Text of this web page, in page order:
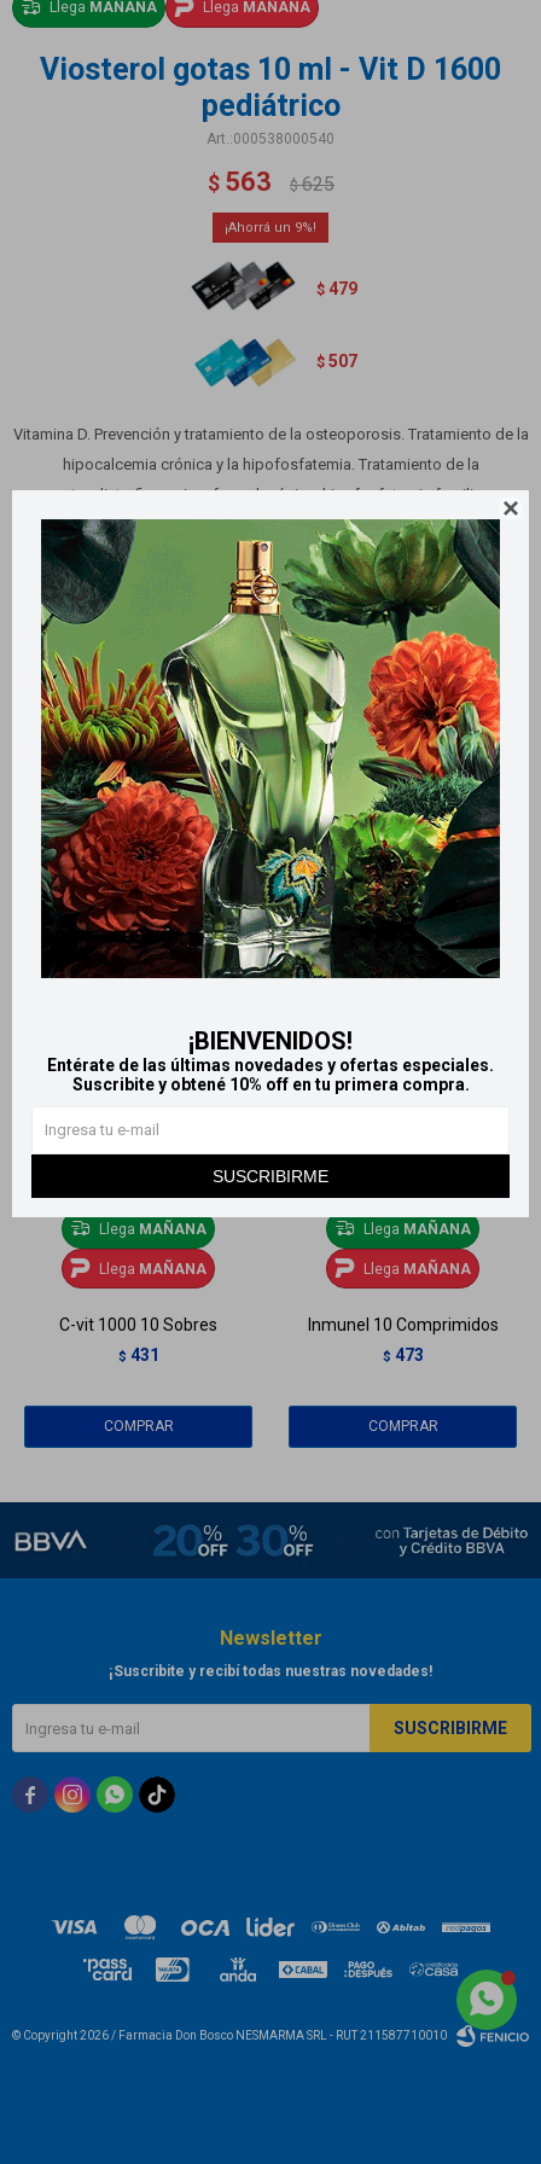

¡BIENVENIDOS!
Entérate de las últimas novedades y ofertas especiales.
Suscribite y obtené 10% off en tu primera compra.
SUSCRIBIRME
Llega MAÑANA Llega MAÑANA
Viosterol gotas 10 ml - Vit D 1600
pediátrico
000538000540
$ 563 $ 625
9
$ 479
$ 507
Vitamina D. Prevención y tratamiento de la osteoporosis. Tratamiento de la
hipocalcemia crónica y la hipofosfatemia. Tratamiento de la
osteodistrofia por insuf. renal crónica, hipofosfatemia familiar,
hipoparatiroidismo (posquirúrgico o idiopático)
Variantes:
Métodos y costos de envío
Retiros gratuitos en tiendas
Productos que te pueden interesar
Llega MAÑANA
Llega MAÑANA
C-vit 1000 10 Sobres
$ 431
Llega MAÑANA
Llega MAÑANA
Inmunel 10 Comprimidos
$ 473
Newsletter
¡Suscribite y recibí todas nuestras novedades!
SUSCRIBIRME
  
© Copyright 2026 / Farmacia Don Bosco NESMARMA SRL - RUT 211587710010